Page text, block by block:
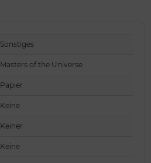
Sonstiges
Masters of the Universe
Papier
Keine
Keiner
Keine